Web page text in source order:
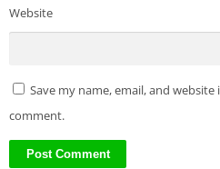
Website
Save my name, email, and
comment.